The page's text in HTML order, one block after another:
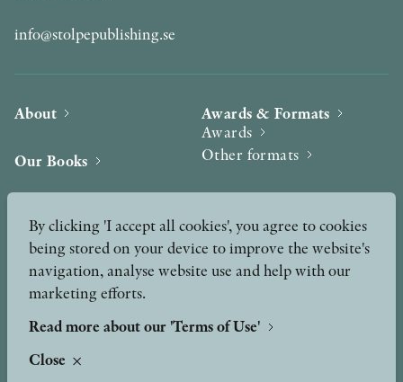
info@stolpepublishing.se
About
Our Books
News
Podcast & Video
Awards & Formats
Awards
Other formats
Press
Peer Review process
By clicking 'I accept all cookies', you agree to cookies
being stored on your device to improve the website's
navigation, analyse website use and help with our
marketing efforts.
Read more about our 'Terms of Use'
Close